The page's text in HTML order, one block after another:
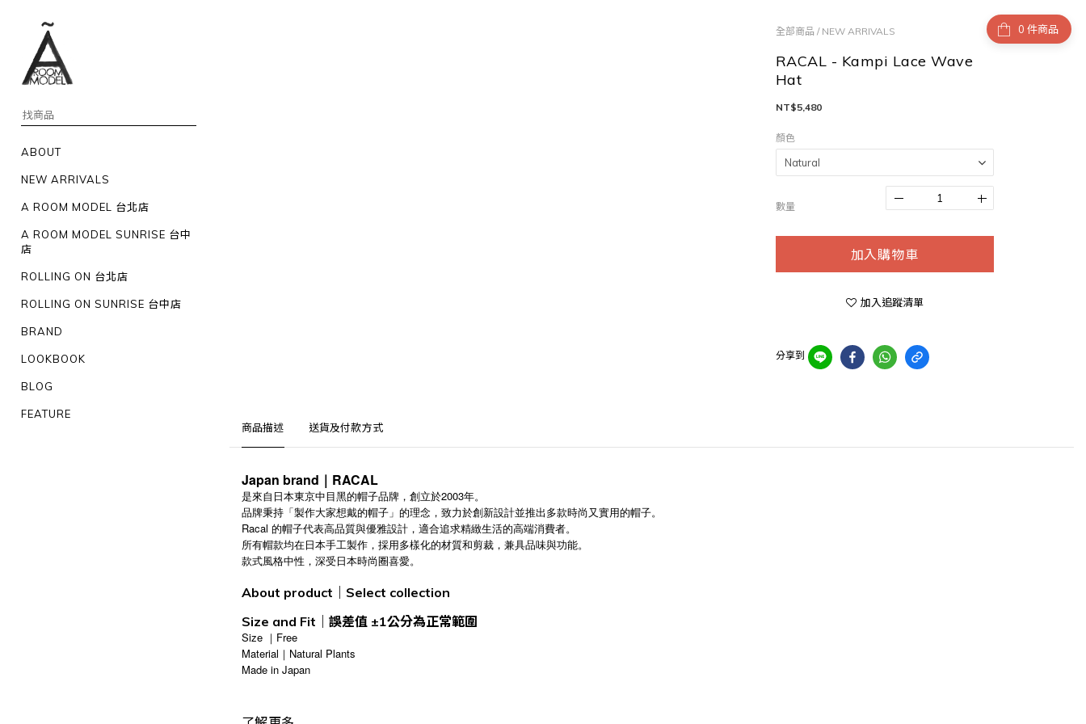
ABOUT
NEW ARRIVALS
A ROOM MODEL 台北店
A ROOM MODEL SUNRISE 台中
店
ROLLING ON 台北店
ROLLING ON SUNRISE 台中店
BRAND
LOOKBOOK
BLOG
FEATURE
件商品
全部商品 / NEW ARRIVALS
RACAL - Kampi Lace Wave
Hat
NT$5,480
顏色
數量
加入購物車
加入追蹤清單
分享到
商品描述 送貨及付款方式
Japan brand｜RACAL
是來自日本東京中目黑的帽子品牌，創立於2003年。
品牌秉持「製作大家想戴的帽子」的理念，致力於創新設計並推出多款時尚又實用的帽子。
Racal 的帽子代表高品質與優雅設計，適合追求精緻生活的高端消費者。
所有帽款均在日本手工製作，採用多樣化的材質和剪裁，兼具品味與功能。
款式風格中性，深受日本時尚圈喜愛。
About product｜Select collection
Size and Fit｜誤差值 ±1公分為正常範圍
Size ｜Free
Material｜Natural Plants
Made in Japan